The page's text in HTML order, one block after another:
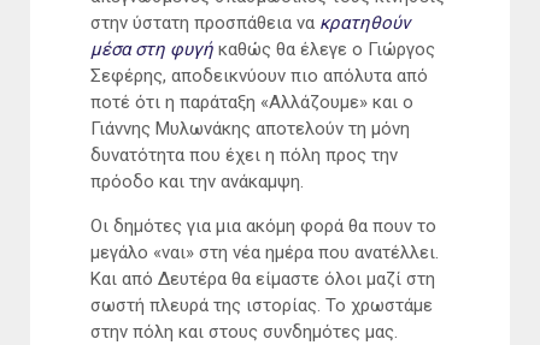
στην ύστατη προσπάθεια να κρατηθούν
μέσα στη φυγή καθώς θα έλεγε ο Γιώργος
Σεφέρης, αποδεικνύουν πιο απόλυτα από
ποτέ ότι η παράταξη «Αλλάζουμε» και ο
Γιάννης Μυλωνάκης αποτελούν τη μόνη
δυνατότητα που έχει η πόλη προς την
πρόοδο και την ανάκαμψη.
Οι δημότες για μια ακόμη φορά θα πουν το
μεγάλο «ναι» στη νέα ημέρα που ανατέλλει.
Και από Δευτέρα θα είμαστε όλοι μαζί στη
σωστή πλευρά της ιστορίας. Το χρωστάμε
στην πόλη και στους συνδημότες μας.